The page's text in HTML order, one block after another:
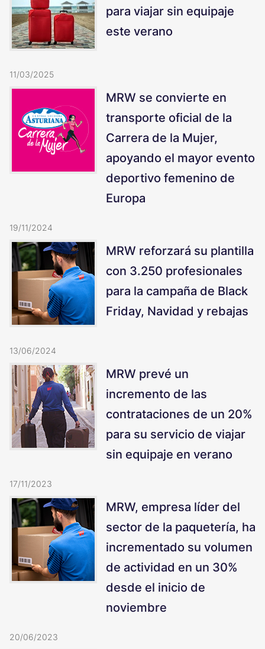
para viajar sin equipaje
este verano
11/03/2025
MRW se convierte en
transporte oficial de la
Carrera de la Mujer,
apoyando el mayor evento
deportivo femenino de
Europa
19/11/2024
MRW reforzará su plantilla
con 3.250 profesionales
para la campaña de Black
Friday, Navidad y rebajas
13/06/2024
MRW prevé un
incremento de las
contrataciones de un 20%
para su servicio de viajar
sin equipaje en verano
17/11/2023
MRW, empresa líder del
sector de la paquetería, ha
incrementado su volumen
de actividad en un 30%
desde el inicio de
noviembre
20/06/2023